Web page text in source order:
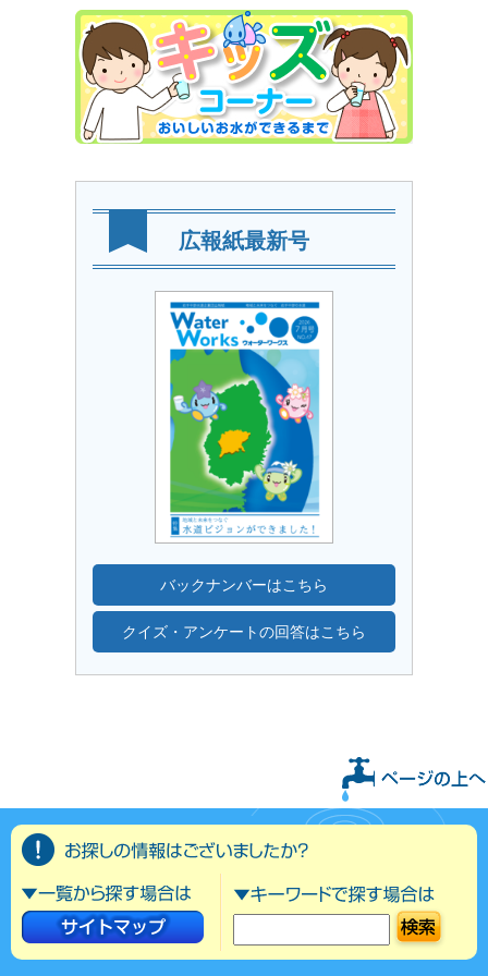
広報紙最新号
バックナンバーはこちら
クイズ・アンケートの回答はこちら